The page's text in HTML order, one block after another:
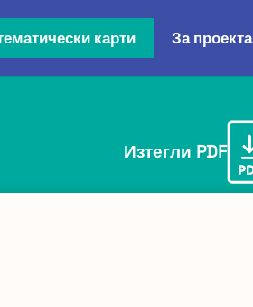
карти За проекта
Изтегли PDF